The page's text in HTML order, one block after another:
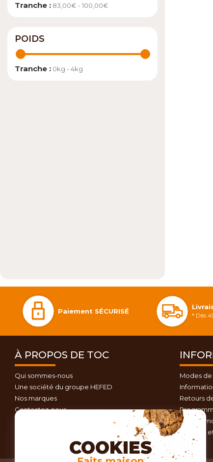
Tranche : 83,00€ - 100,00€
POIDS
Tranche : 0kg - 4kg
Paiement SÉCURISÉ
* Dès
À PROPOS DE TOC
Qui sommes-nous
Une société du groupe HEFED
Nos marques
Contactez-nous
Modes
Retours
Nos
Conseils
COOKIES